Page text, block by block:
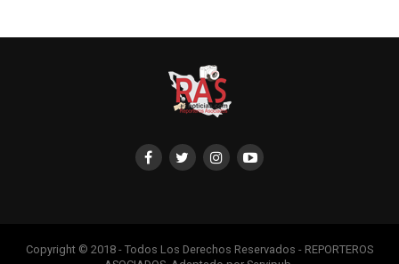
Copyright © 2018 - Todos Los Derechos Reservados - REPORTEROS